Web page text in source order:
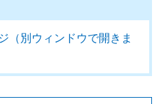
（別ウィンドウで開きま